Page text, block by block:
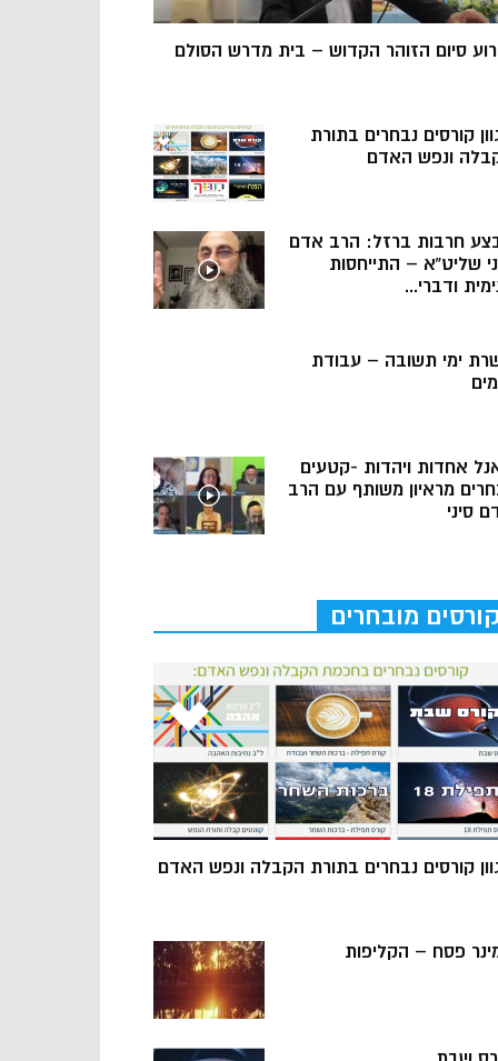
סיום הזוהר הקדוש – בית מדרש הסולם
קורסים נבחרים בתורת
ונפש האדם
חרבות ברזל: הרב אדם
שליט”א – התייחסות
ודברי...
ימי תשובה – עבודת
אחדות ויהדות -קטעים
מראיון משותף עם הרב
סיני
קורסים מובחרים
קורסים נבחרים בתורת הקבלה ונפש האדם
פסח – הקליפות